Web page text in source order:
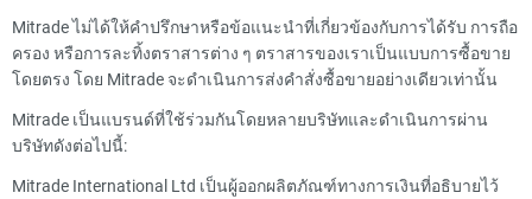
Mitrade ไม่ได้ให้คำปรึกษาหรือข้อแนะนำที่เกี่ยวข้องกับการได้รับ การถือ
ครอง หรือการละทิ้งตราสารต่าง ๆ ตราสารของเราเป็นแบบการซื้อขาย
โดยตรง โดย Mitrade จะดำเนินการส่งคำสั่งซื้อขายอย่างเดียวเท่านั้น
Mitrade เป็นแบรนด์ที่ใช้ร่วมกันโดยหลายบริษัทและดำเนินการผ่าน
บริษัทดังต่อไปนี้:
Mitrade International Ltd เป็นผู้ออกผลิตภัณฑ์ทางการเงินที่อธิบายไว้